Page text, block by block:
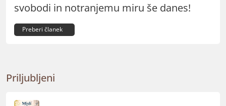
svobodi in notranjemu miru še danes!
Preberi članek
Priljubljeni